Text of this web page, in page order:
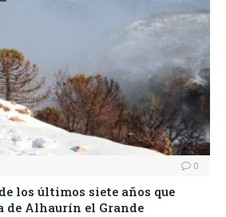
0
los últimos siete años que
de Alhaurín el Grande